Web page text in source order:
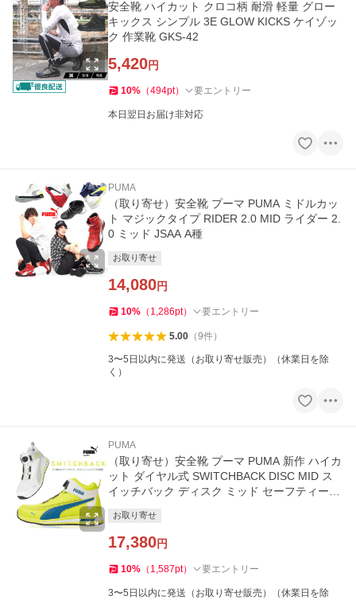
安全靴 ハイカット クロコ柄 耐滑 軽量 グロー
キックス シンプル 3E GLOW KICKS ケイゾッ
ク 作業靴 GKS-42
5,420円
10% （494pt） 要エントリー
本日翌日お届け非対応
PUMA
（取り寄せ）安全靴 プーマ PUMA ミドルカッ
ト マジックタイプ RIDER 2.0 MID ライダー 2.
0 ミッド JSAA A種
お取り寄せ
14,080円
10% （ 1,286pt） 要エントリー
5.00（9件）
3〜5日以内に発送（お取り寄せ販売）（休業日を除
く）
PUMA
（取り寄せ）安全靴 プーマ PUMA 新作 ハイカ
ット ダイヤル式 SWITCHBACK DISC MID ス
イッチバック ディスク ミッド セーフティーシ
お取り寄せ
17,380円
10% （ 1,587pt） 要エントリー
3〜5日以内に発送（お取り寄せ販売）（休業日を除